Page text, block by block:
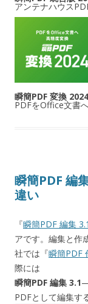
アンテナハウス
瞬簡PDF 変換 2024
PDFをOffice文書
瞬簡PDF 編
違い
『瞬簡PDF 編集 3.1
アです。編集と作
社では『瞬簡PDF
際には
瞬簡PDF 編集 3.1
PDFとして編集す